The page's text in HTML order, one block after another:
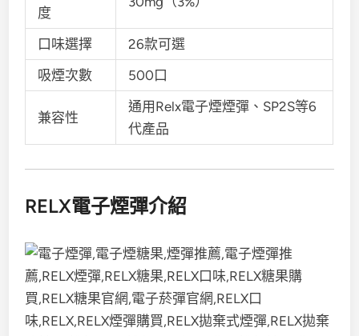
度
口味選擇
26款可選
吸煙次數
500口
兼容性
通用Relx電子煙煙彈、SP2S等6
代產品
RELX電子煙彈介紹